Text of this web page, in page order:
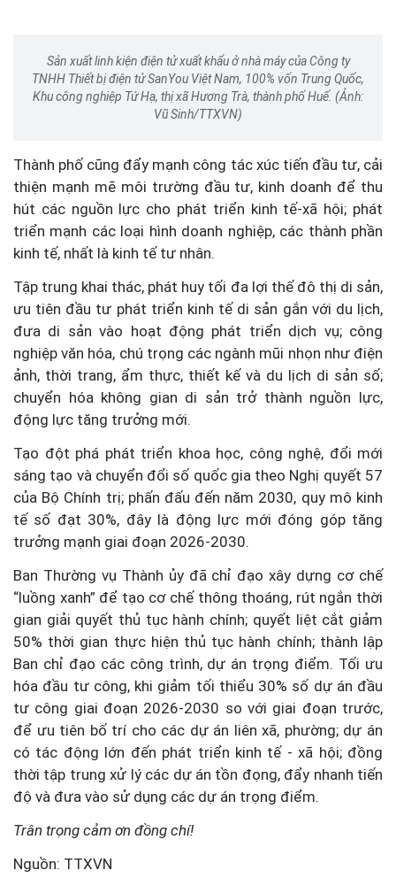
Sản xuất linh kiện điện tử xuất khẩu ở nhà máy của Công ty
TNHH Thiết bị điện tử SanYou Việt Nam, 100% vốn Trung Quốc,
Khu công nghiệp Tứ Hạ, thị xã Hương Trà, thành phố Huế. (Ảnh:
Vũ Sinh/TTXVN)
Thành phố cũng đẩy mạnh công tác xúc tiến đầu tư, cải
thiện mạnh mẽ môi trường đầu tư, kinh doanh để thu
hút các nguồn lực cho phát triển kinh tế-xã hội; phát
triển mạnh các loại hình doanh nghiệp, các thành phần
kinh tế, nhất là kinh tế tư nhân.
Tập trung khai thác, phát huy tối đa lợi thế đô thị di sản,
ưu tiên đầu tư phát triển kinh tế di sản gắn với du lịch,
đưa di sản vào hoạt động phát triển dịch vụ; công
nghiệp văn hóa, chú trọng các ngành mũi nhọn như điện
ảnh, thời trang, ẩm thực, thiết kế và du lịch di sản số;
chuyển hóa không gian di sản trở thành nguồn lực,
động lực tăng trưởng mới.
Tạo đột phá phát triển khoa học, công nghệ, đổi mới
sáng tạo và chuyển đổi số quốc gia theo Nghị quyết 57
của Bộ Chính trị; phấn đấu đến năm 2030, quy mô kinh
tế số đạt 30%, đây là động lực mới đóng góp tăng
trưởng mạnh giai đoạn 2026-2030.
Ban Thường vụ Thành ủy đã chỉ đạo xây dựng cơ chế
“luồng xanh” để tạo cơ chế thông thoáng, rút ngắn thời
gian giải quyết thủ tục hành chính; quyết liệt cắt giảm
50% thời gian thực hiện thủ tục hành chính; thành lập
Ban chỉ đạo các công trình, dự án trọng điểm. Tối ưu
hóa đầu tư công, khi giảm tối thiểu 30% số dự án đầu
tư công giai đoạn 2026-2030 so với giai đoạn trước,
để ưu tiên bố trí cho các dự án liên xã, phường; dự án
có tác động lớn đến phát triển kinh tế - xã hội; đồng
thời tập trung xử lý các dự án tồn đọng, đẩy nhanh tiến
độ và đưa vào sử dụng các dự án trọng điểm.
Trân trọng cảm ơn đồng chí!
Nguồn: TTXVN